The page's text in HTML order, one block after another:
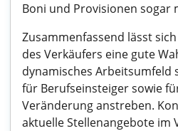
Boni und Provisionen sogar
Zusammenfassend lässt
des Verkäufers eine gute
dynamisches Arbeitsumfeld
für Berufseinsteiger sowie
Veränderung anstreben.
aktuelle Stellenangebote im